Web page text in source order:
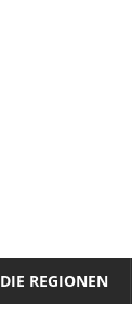
DIE REGIONEN